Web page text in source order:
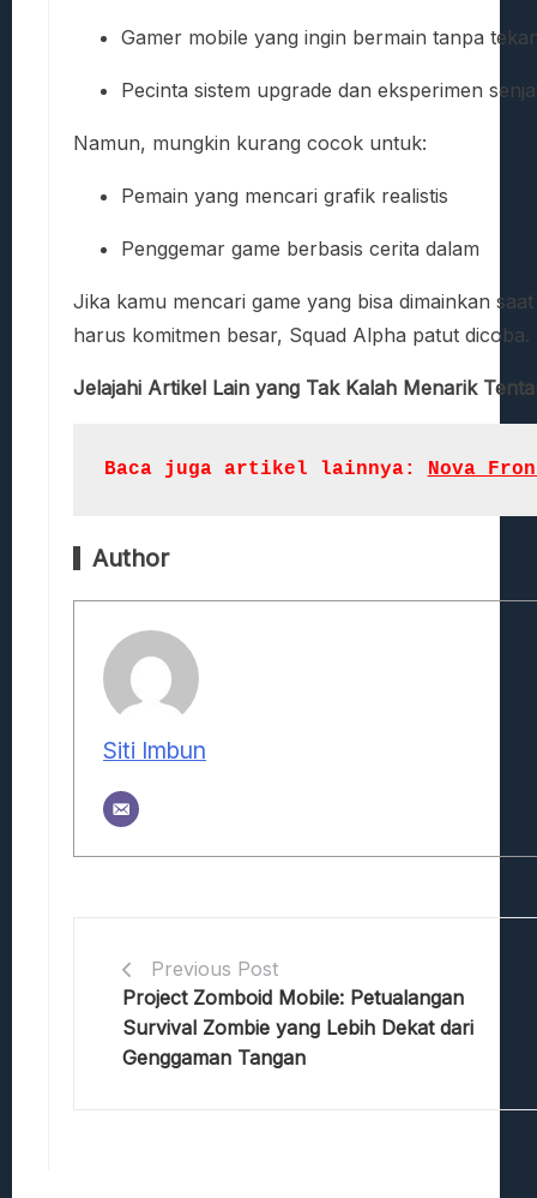
Gamer mobile yang ingin bermain tanpa
Pecinta sistem upgrade dan eksperimen
Namun, mungkin kurang cocok untuk:
Pemain yang mencari grafik realistis
Penggemar game berbasis cerita dalam
Jika kamu mencari game yang bisa dimainkan
harus komitmen besar, Squad Alpha patut dicoba.
Jelajahi Artikel Lain yang Tak Kalah Menarik
Baca juga artikel lainnya: Nova
Author
Siti Imbun
Previous Post
Project Zomboid Mobile: Petualangan
Survival Zombie yang Lebih Dekat dari
Genggaman Tangan